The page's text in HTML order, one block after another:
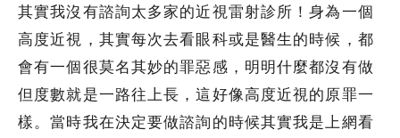
其實我沒有諮詢太多家的近視雷射診所！身為一個
高度近視，其實每次去看眼科或是醫生的時候，都
會有一個很莫名其妙的罪惡感，明明什麼都沒有做
但度數就是一路往上長，這好像高度近視的原罪一
樣。當時我在決定要做諮詢的時候其實我是上網看